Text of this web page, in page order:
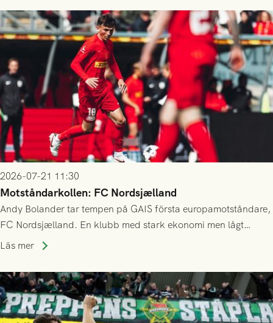
2026-07-21 11:30
Motståndarkollen: FC Nordsjælland
Andy Bolander tar tempen på GAIS första europamotståndare,
FC Nordsjælland. En klubb med stark ekonomi men lågt
publiksnitt, ett lag med både kollektiv styrka och individuell
Läs mer